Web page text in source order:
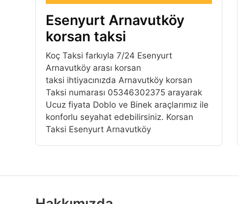
Esenyurt Arnavutköy
korsan taksi
Koç Taksi farkıyla 7/24 Esenyurt
Arnavutköy arası korsan
taksi ihtiyacınızda Arnavutköy korsan
Taksi numarası 05346302375 arayarak
Ucuz fiyata Doblo ve Binek araçlarımız ile
konforlu seyahat edebilirsiniz. Korsan
Taksi Esenyurt Arnavutköy